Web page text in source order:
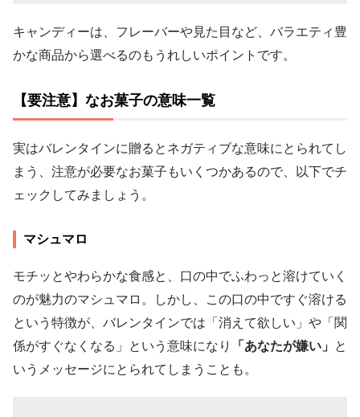
キャンディーは、フレーバーや見た目など、バラエティ豊
かな商品から選べるのもうれしいポイントです。
【要注意】なお菓子の意味一覧
実はバレンタインに贈るとネガティブな意味にとられてし
まう、注意が必要なお菓子もいくつかあるので、以下でチ
ェックしてみましょう。
マシュマロ
モチッとやわらかな食感と、口の中でふわっと溶けていく
のが魅力のマシュマロ。しかし、この口の中ですぐ溶ける
という特徴が、バレンタインでは「消えて欲しい」や「関
係がすぐなくなる」という意味になり
「あなたが嫌い」 と
いうメッセージにとられてしまうことも。